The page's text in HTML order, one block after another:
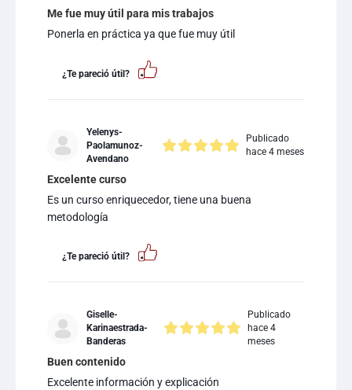
Me fue muy útil para mis trabajos
Ponerla en práctica ya que fue muy útil
¿Te pareció útil?
Yelenys-
Paolamunoz-
Avendano
Publicado
hace 4 meses
Excelente curso
Es un curso enriquecedor, tiene una buena
metodología
¿Te pareció útil?
Giselle-
Karinaestrada-
Banderas
Publicado
hace 4
meses
Buen contenido
Excelente información y explicación